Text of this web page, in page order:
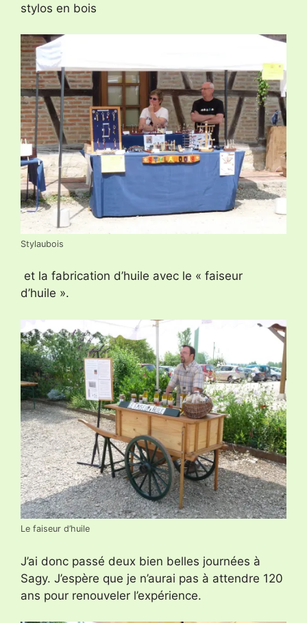
stylos en bois
Stylaubois
et la fabrication d’huile avec le « faiseur
d’huile ».
Le faiseur d’huile
J’ai donc passé deux bien belles journées à
Sagy. J’espère que je n’aurai pas à attendre 120
ans pour renouveler l’expérience.